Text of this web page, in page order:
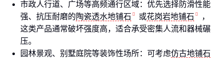
市政人行道、广场等高频通行区域：优先选择防滑性能
强、抗压耐磨的陶瓷透水地铺石 或花岗岩地铺石
，
这类产品通常破坏强度高，适合承受密集人流和器械碾
压。
园林景观、别墅庭院等装饰性场所：可考虑仿古地铺石